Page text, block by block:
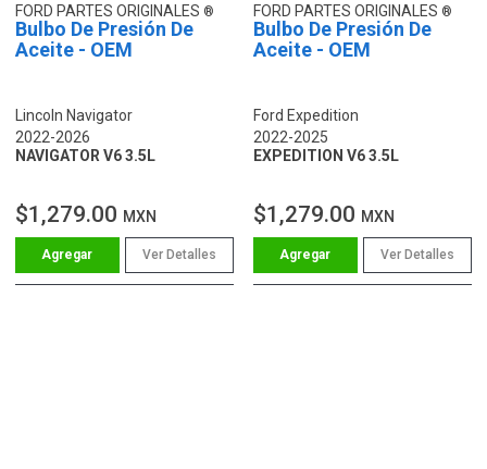
FORD PARTES ORIGINALES
Bulbo De Presión De
Aceite - OEM
Lincoln Navigator
2022-2026
NAVIGATOR V6 3.5L
$1,279.00 MXN
Ver Detalles
FORD PARTES ORIGINALES
Bulbo De Presión De
Aceite - OEM
Ford Expedition
2022-2025
EXPEDITION V6 3.5L
$1,279.00 MXN
Ver Detalles